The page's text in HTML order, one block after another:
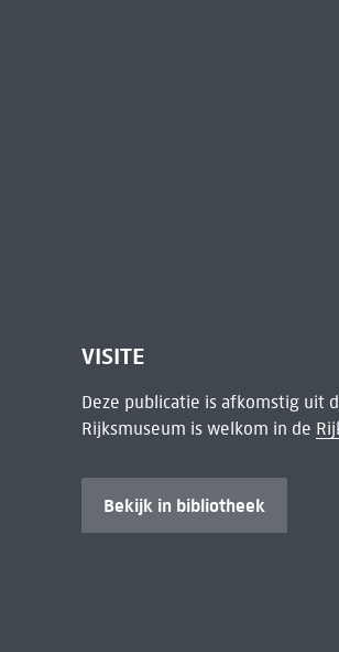
VISITE
Deze publicatie is afkomstig uit
Rijksmuseum is welkom in de
Bekijk in bibliotheek